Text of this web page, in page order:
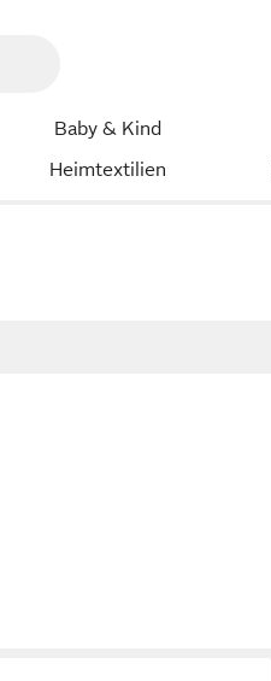
Baby & Kind
Heimtextilien